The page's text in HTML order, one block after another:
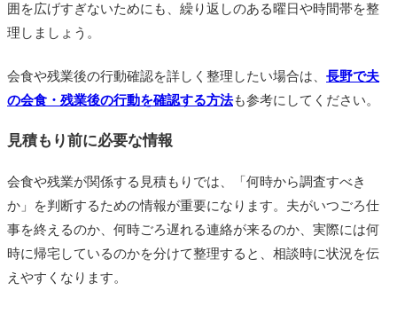
囲を広げすぎないためにも、繰り返しのある曜日や時間帯を整
理しましょう。
会食や残業後の行動確認を詳しく整理したい場合は、 長野で夫
の会食・残業後の行動を確認する方法も参考にしてください。
見積もり前に必要な情報
会食や残業が関係する見積もりでは、「何時から調査すべき
か」を判断するための情報が重要になります。夫がいつごろ仕
事を終えるのか、何時ごろ遅れる連絡が来るのか、実際には何
時に帰宅しているのかを分けて整理すると、相談時に状況を伝
えやすくなります。